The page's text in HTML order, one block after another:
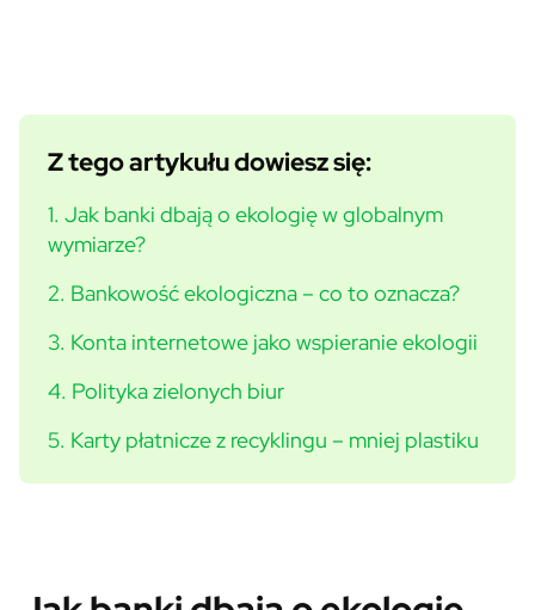
Z tego artykułu dowiesz się:
1. Jak banki dbają o ekologię w globalnym
wymiarze?
2. Bankowość ekologiczna – co to oznacza?
3. Konta internetowe jako wspieranie ekologii
4. Polityka zielonych biur
5. Karty płatnicze z recyklingu – mniej plastiku